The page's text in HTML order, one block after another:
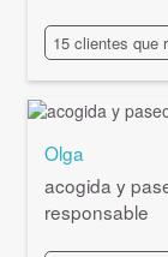
15 clientes que
Olga
acogida y
responsable